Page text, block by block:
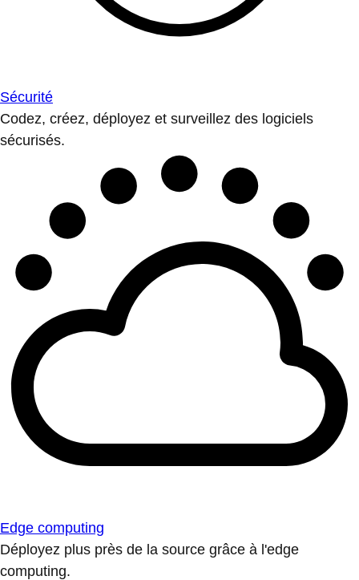
Sécurité
Codez, créez, déployez et surveillez des logiciels
sécurisés.
Edge computing
Déployez plus près de la source grâce à l'edge
computing.